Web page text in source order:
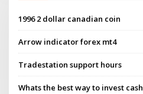
1996 2 dollar canadian coin
Arrow indicator forex mt4
Tradestation support hours
Whats the best way to invest cash